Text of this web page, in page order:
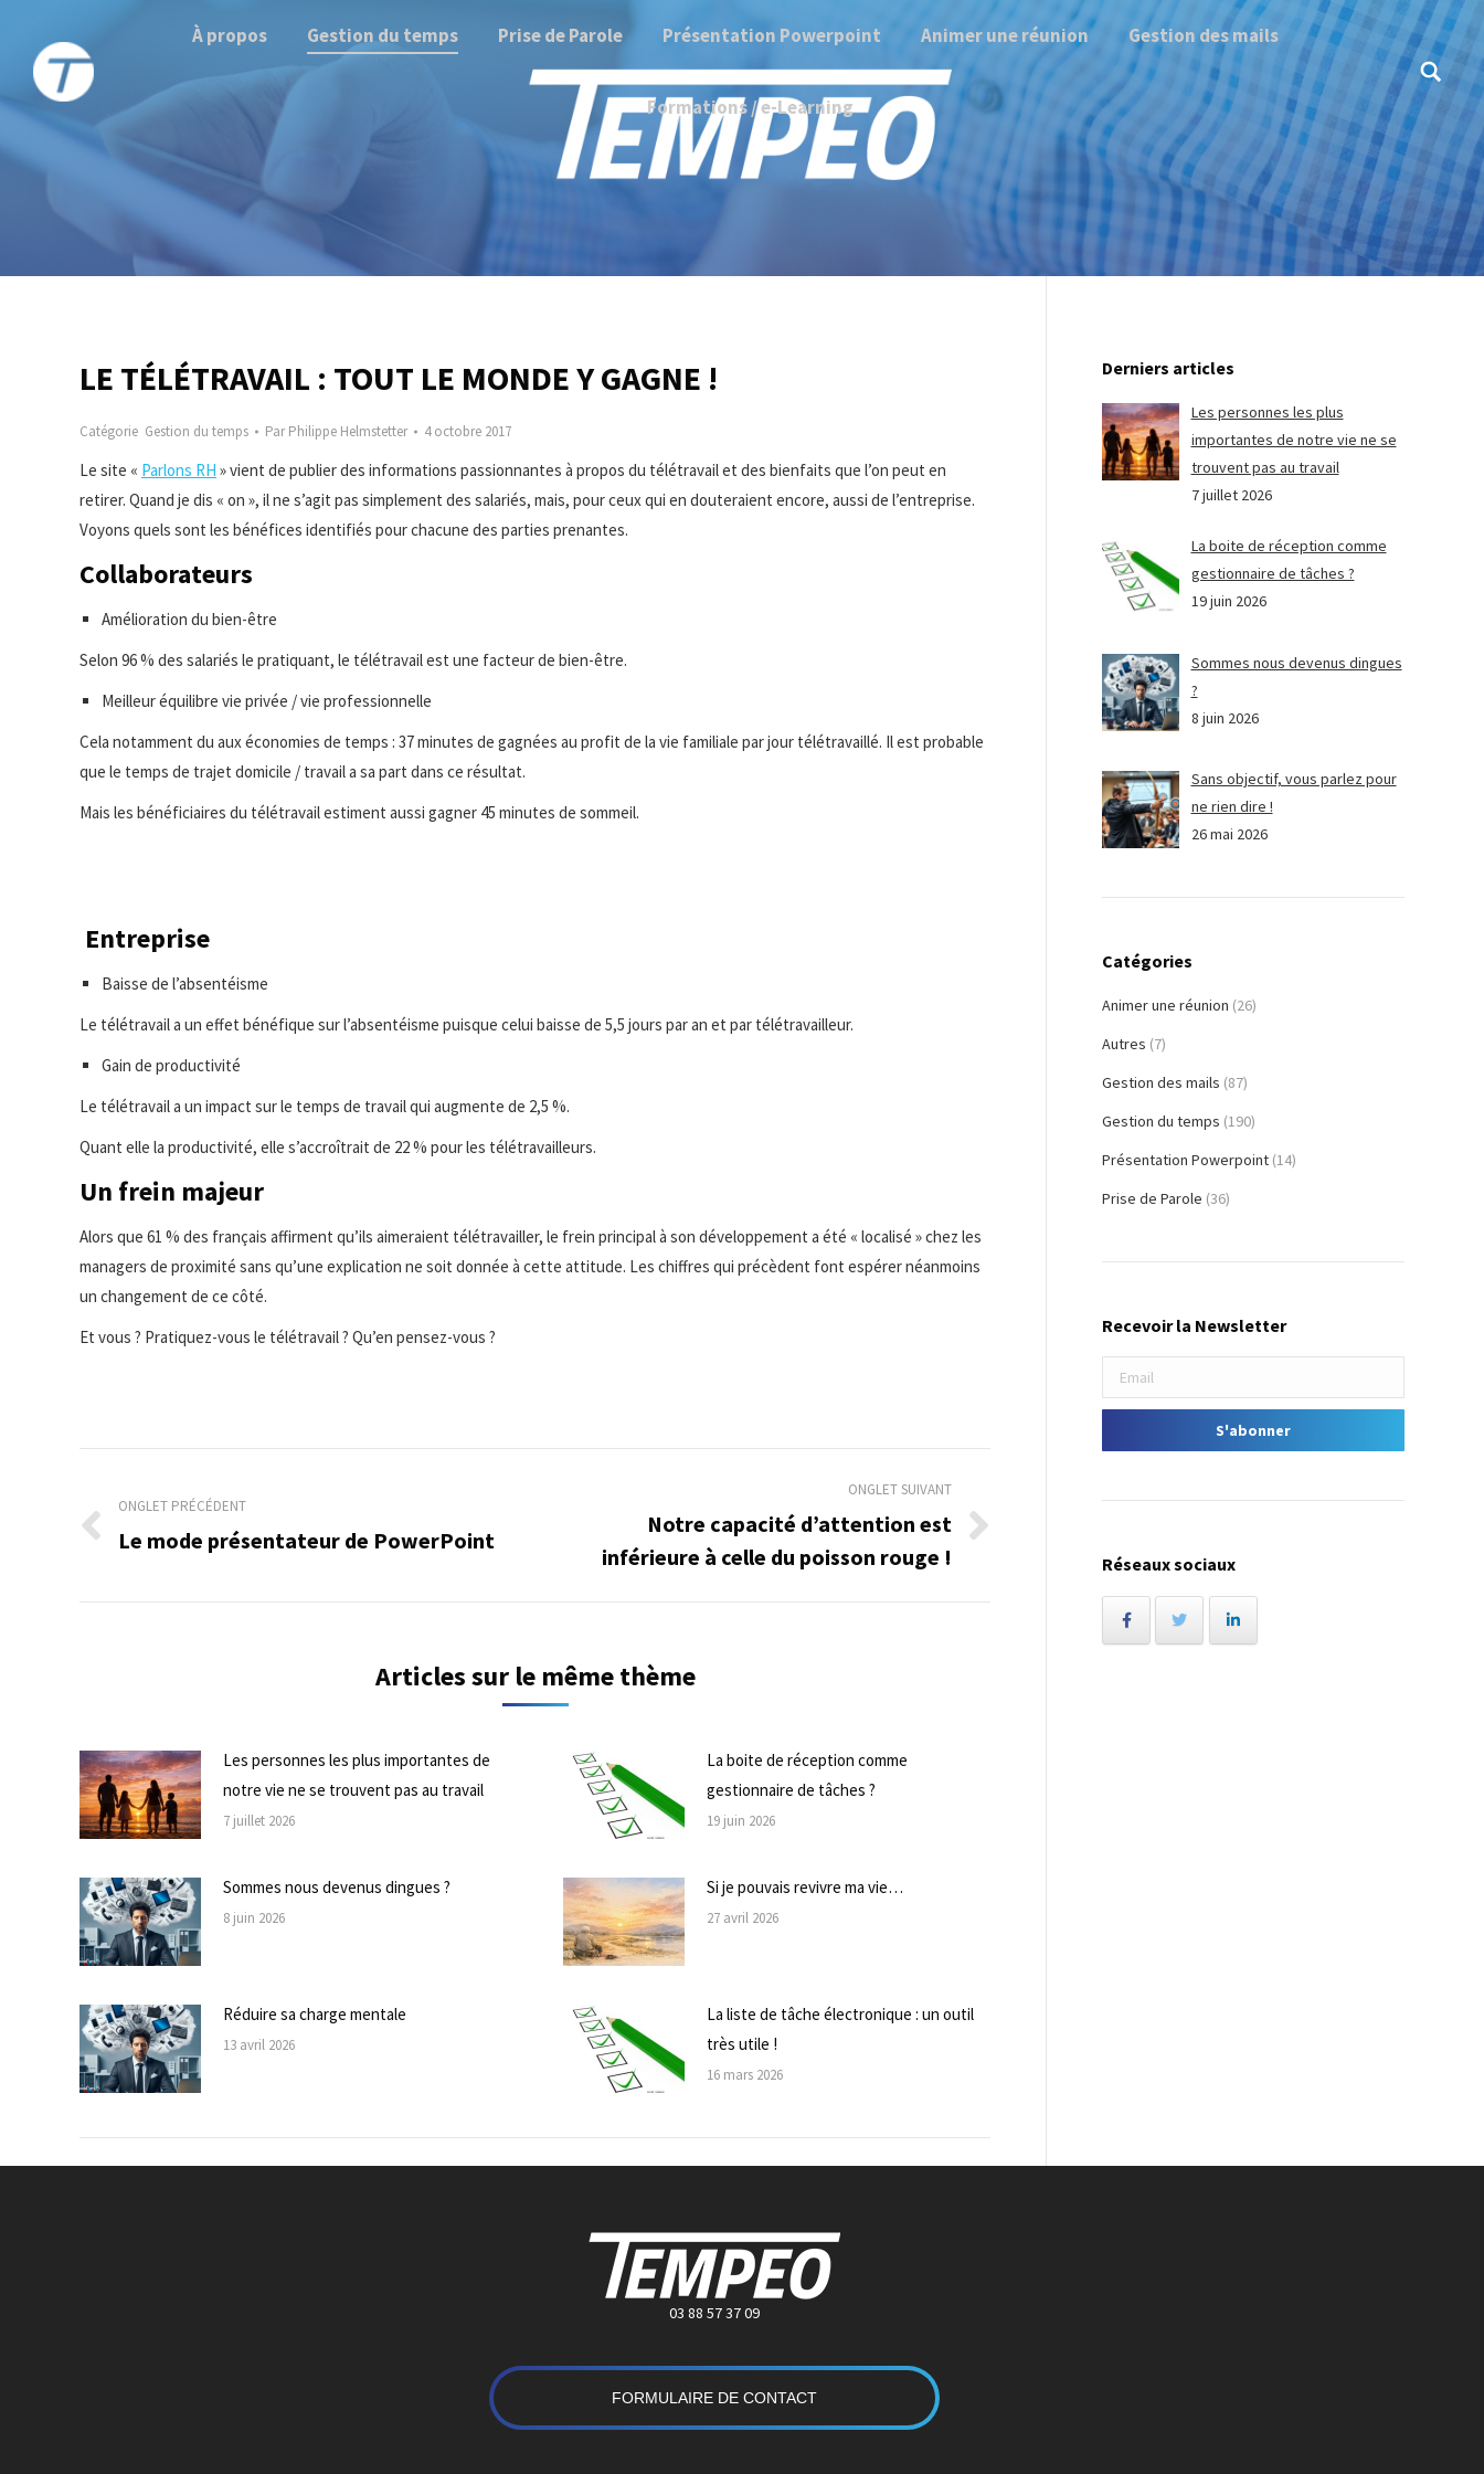
À propos Gestion du temps Prise de Parole Présentation Powerpoint Animer une réunion Gestion des mails
Formations / e-Learning
Search:
LE TÉLÉTRAVAIL : TOUT LE MONDE Y GAGNE !
Catégorie Gestion du temps ParPhilippe Helmstetter 4 octobre 2017
Le site « Parlons RH » vient de publier des informations passionnantes à propos du télétravail et des bienfaits que l’on peut en
retirer. Quand je dis « on », il ne s’agit pas simplement des salariés, mais, pour ceux qui en douteraient encore, aussi de l’entreprise.
Voyons quels sont les bénéfices identifiés pour chacune des parties prenantes.
Collaborateurs
Amélioration du bien-être
Selon 96 % des salariés le pratiquant, le télétravail est une facteur de bien-être.
Meilleur équilibre vie privée / vie professionnelle
Cela notamment du aux économies de temps : 37 minutes de gagnées au profit de la vie familiale par jour télétravaillé. Il est probable
que le temps de trajet domicile / travail a sa part dans ce résultat.
Mais les bénéficiaires du télétravail estiment aussi gagner 45 minutes de sommeil.
Entreprise
Baisse de l’absentéisme
Le télétravail a un effet bénéfique sur l’absentéisme puisque celui baisse de 5,5 jours par an et par télétravailleur.
Gain de productivité
Le télétravail a un impact sur le temps de travail qui augmente de 2,5 %.
Quant elle la productivité, elle s’accroîtrait de 22 % pour les télétravailleurs.
Un frein majeur
Alors que 61 % des français affirment qu’ils aimeraient télétravailler, le frein principal à son développement a été « localisé » chez les
managers de proximité sans qu’une explication ne soit donnée à cette attitude. Les chiffres qui précèdent font espérer néanmoins
un changement de ce côté.
Et vous ? Pratiquez-vous le télétravail ? Qu’en pensez-vous ?
de
commentaire
ONGLET PRÉCÉDENT
Onglet
Le mode présentateur de PowerPoint
ONGLET SUIVANT
suivant
Notre capacité d’attention est
inférieure à celle du poisson rouge !
Articles sur le même thème
Les personnes les plus importantes de
notre vie ne se trouvent pas au travail
7 juillet 2026
La boite de réception comme
gestionnaire de tâches ?
19 juin 2026
Sommes nous devenus dingues ?
8 juin 2026
Si je pouvais revivre ma vie…
27 avril 2026
Réduire sa charge mentale
13 avril 2026
La liste de tâche électronique : un outil
très utile !
16 mars 2026
Derniers articles
Les personnes les plus
importantes de notre vie ne se
trouvent pas au travail
7 juillet 2026
La boite de réception comme
gestionnaire de tâches ?
19 juin 2026
Sommes nous devenus dingues
?
8 juin 2026
Sans objectif, vous parlez pour
ne rien dire !
26 mai 2026
Catégories
Animer une réunion (26)
Autres (7)
Gestion des mails (87)
Gestion du temps (190)
Présentation Powerpoint (14)
Prise de Parole (36)
Recevoir la Newsletter
Réseaux sociaux
03 88 57 37 09
FORMULAIRE DE CONTACT